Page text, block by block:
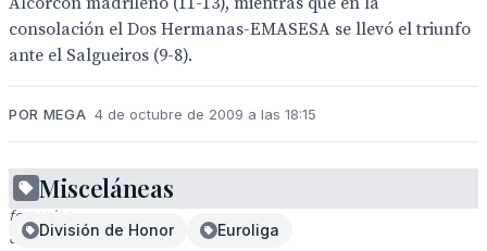
consolación el Dos Hermanas-EMASESA se llevó el triunfo
ante el Salgueiros (9-8).
POR MEGA 4 de octubre de 2009 a las 18:15
Equipo
femenino
de
Misceláneas
División de Honor Euroliga